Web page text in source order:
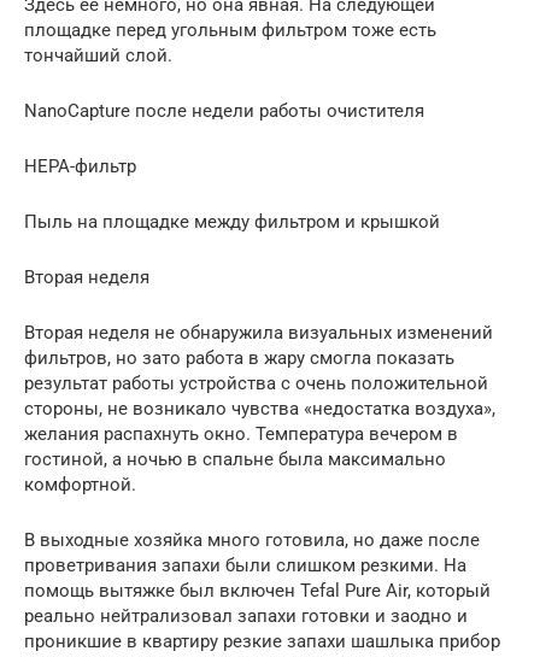
Здесь ее немного, но она явная. На следующей
площадке перед угольным фильтром тоже есть
тончайший слой.
NanoCapture после недели работы очистителя
HEPA-фильтр
Пыль на площадке между фильтром и крышкой
Вторая неделя
Вторая неделя не обнаружила визуальных изменений
фильтров, но зато работа в жару смогла показать
результат работы устройства с очень положительной
стороны, не возникало чувства «недостатка воздуха»,
желания распахнуть окно. Температура вечером в
гостиной, а ночью в спальне была максимально
комфортной.
В выходные хозяйка много готовила, но даже после
проветривания запахи были слишком резкими. На
помощь вытяжке был включен Tefal Pure Air, который
реально нейтрализовал запахи готовки и заодно и
проникшие в квартиру резкие запахи шашлыка прибор